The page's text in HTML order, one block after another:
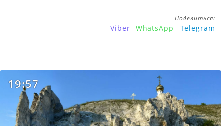
Поделиться:
Viber WhatsApp Telegram
19:57